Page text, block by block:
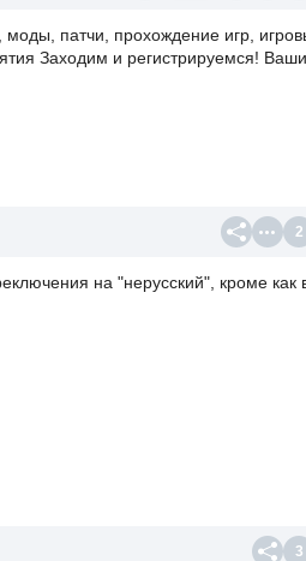
патчи, прохождение игр,
Заходим и регистрируемся! Ваши
2
на "нерусский", кроме как
3